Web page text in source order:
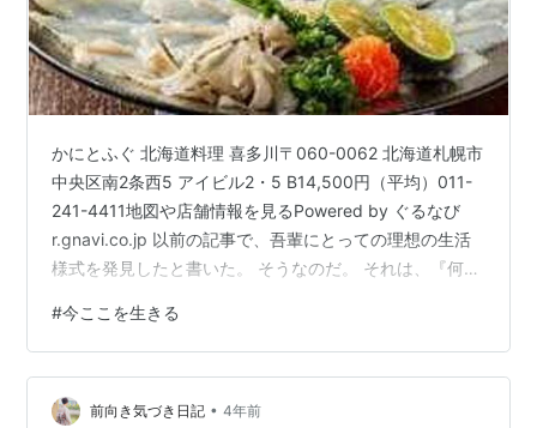
かにとふぐ 北海道料理 喜多川〒060-0062 北海道札幌市
中央区南2条西5 アイビル2・5 B14,500円（平均）011-
241-4411地図や店舗情報を見るPowered by ぐるなび
r.gnavi.co.jp 以前の記事で、吾輩にとっての理想の生活
様式を発見したと書いた。 そうなのだ。 それは、『何も
ろで、人生とは、つまり時間だ。 その人生をどう捉える
か⁉ 短いという見方も出来るし、長すぎるという見方も
出来る。 オジサンは暇な時間がたっぷりあるので、人生
は長すぎるなあという意見だ。 忙しすぎて、時間がいく
#今ここを生きる
前向き気づき日記 • 4年前